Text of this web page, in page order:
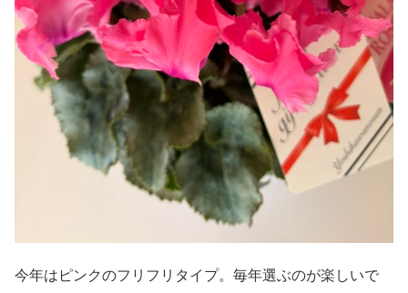
今年はピンクのフリフリタイプ。毎年選ぶのが楽しいで